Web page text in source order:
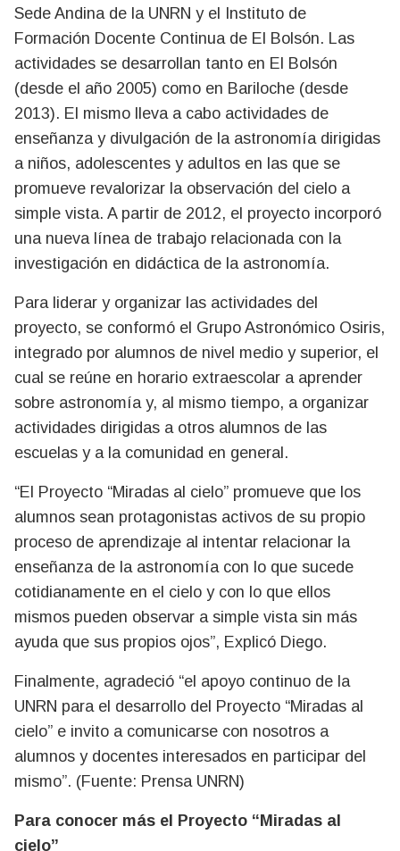
Sede Andina de la UNRN y el Instituto de
Formación Docente Continua de El Bolsón. Las
actividades se desarrollan tanto en El Bolsón
(desde el año 2005) como en Bariloche (desde
2013). El mismo lleva a cabo actividades de
enseñanza y divulgación de la astronomía dirigidas
a niños, adolescentes y adultos en las que se
promueve revalorizar la observación del cielo a
simple vista. A partir de 2012, el proyecto incorporó
una nueva línea de trabajo relacionada con la
investigación en didáctica de la astronomía.
Para liderar y organizar las actividades del
proyecto, se conformó el Grupo Astronómico Osiris,
integrado por alumnos de nivel medio y superior, el
cual se reúne en horario extraescolar a aprender
sobre astronomía y, al mismo tiempo, a organizar
actividades dirigidas a otros alumnos de las
escuelas y a la comunidad en general.
“El Proyecto “Miradas al cielo” promueve que los
alumnos sean protagonistas activos de su propio
proceso de aprendizaje al intentar relacionar la
enseñanza de la astronomía con lo que sucede
cotidianamente en el cielo y con lo que ellos
mismos pueden observar a simple vista sin más
ayuda que sus propios ojos”, Explicó Diego.
Finalmente, agradeció “el apoyo continuo de la
UNRN para el desarrollo del Proyecto “Miradas al
cielo” e invito a comunicarse con nosotros a
alumnos y docentes interesados en participar del
mismo”. (Fuente: Prensa UNRN)
Para conocer más el Proyecto “Miradas al
cielo”